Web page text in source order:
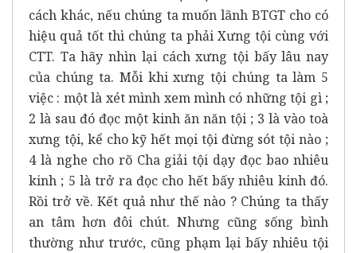
cách khác, nếu chúng ta muốn lãnh BTGT cho có
hiệu quả tốt thì chúng ta phải Xưng tội cùng với
CTT. Ta hãy nhìn lại cách xưng tội bấy lâu nay
của chúng ta. Mỗi khi xưng tội chúng ta làm 5
việc : một là xét mình xem mình có những tội gì ;
2 là sau đó đọc một kinh ăn năn tội ; 3 là vào toà
xưng tội, kể cho kỹ hết mọi tội đừng sót tội nào ;
4 là nghe cho rõ Cha giải tội dạy đọc bao nhiêu
kinh ; 5 là trở ra đọc cho hết bấy nhiêu kinh đó.
Rồi trở về. Kết quả như thế nào ? Chúng ta thấy
an tâm hơn đôi chút. Nhưng cũng sống bình
thường như trước, cũng phạm lại bấy nhiêu tội